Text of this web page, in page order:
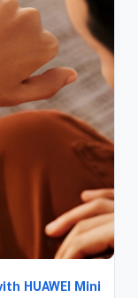
HUAWEI Mini